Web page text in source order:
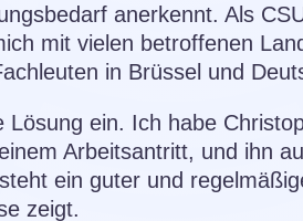
anerkennt. Als
mit vielen betroffenen
in Brüssel und
ein. Ich habe
Arbeitsantritt, und ihn
ein guter und
zeigt.